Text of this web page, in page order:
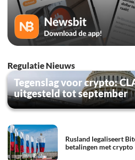
Regulatie Nieuws
Tegenslag voor crypto:
uitgesteld tot september
Rusland legaliseert
betalingen met crypto